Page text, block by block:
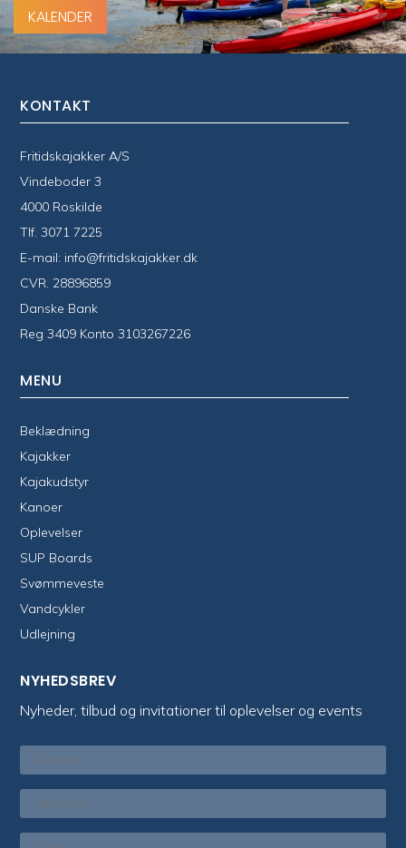
KALENDER
KONTAKT
Fritidskajakker A/S
Vindeboder 3
4000 Roskilde
Tlf.3071 7225
E-mail: info@fritidskajakker.dk
CVR. 28896859
Danske Bank
Reg 3409 Konto 3103267226
MENU
Beklædning
Kajakker
Kajakudstyr
Kanoer
Oplevelser
SUP Boards
Svømmeveste
Vandcykler
Udlejning
NYHEDSBREV
Nyheder, tilbud og invitationer til oplevelser og events